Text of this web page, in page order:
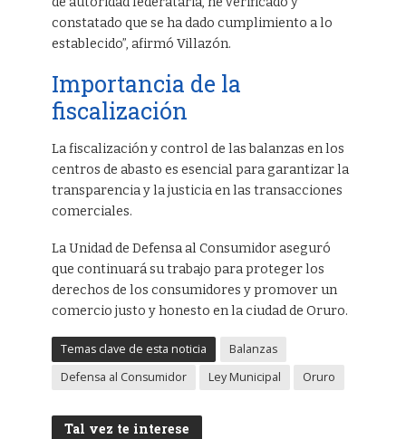
constatado que se ha dado cumplimiento a lo
establecido”, afirmó Villazón.
Importancia de la
fiscalización
La fiscalización y control de las balanzas en los
centros de abasto es esencial para garantizar la
transparencia y la justicia en las transacciones
comerciales.
La Unidad de Defensa al Consumidor aseguró
que continuará su trabajo para proteger los
derechos de los consumidores y promover un
comercio justo y honesto en la ciudad de Oruro.
Temas clave de esta noticia
Balanzas
Defensa al Consumidor
Ley Municipal Oruro
Tal vez te interese